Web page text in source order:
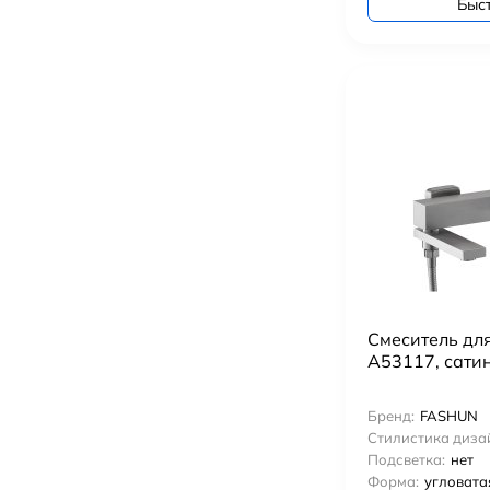
Смеситель
A53117,
Бренд: FASHUN
Стилистика
Подсветка: нет
Форма: